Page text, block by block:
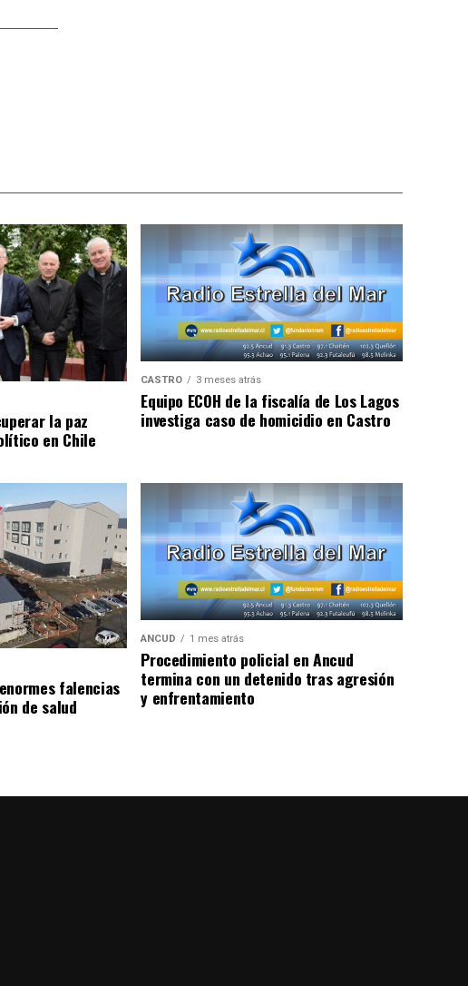
la paz
en Chile
CASTRO 3 meses atrás
Equipo ECOH de la fiscalía de Los Lagos
investiga caso de homicidio en Castro
falencias
de salud
ANCUD 1 mes atrás
Procedimiento policial en Ancud
termina con un detenido tras agresión
y enfrentamiento